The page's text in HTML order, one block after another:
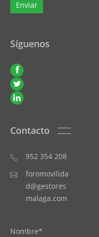
Síguenos
Contacto
952 354 208
foromovilida
d@gestores
malaga.com
Nombre*